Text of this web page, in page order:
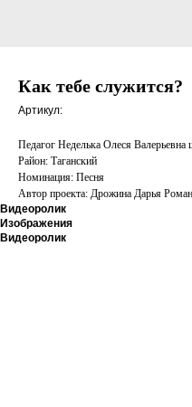
Как тебе служится?
Артикул:
Педагог Неделька Олеся Валерьевна
Район: Таганский
Номинация: Песня
Автор проекта: Дрожина Дарья
Видеоролик
Изображения
Видеоролик